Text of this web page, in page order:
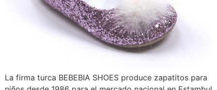
La firma turca BEBEBIA SHOES produce zapatitos para